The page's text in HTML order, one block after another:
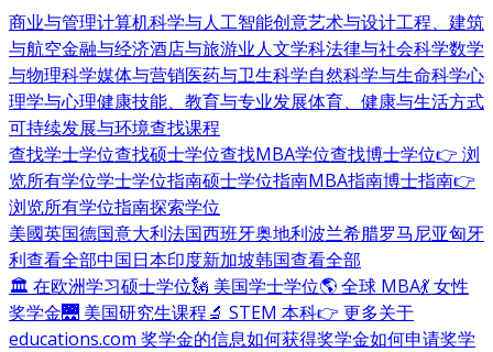
商业与管理计算机科学与人工智能创意艺术与设计工程、建筑
与航空金融与经济酒店与旅游业人文学科法律与社会科学数学
与物理科学媒体与营销医药与卫生科学自然科学与生命科学心
理学与心理健康技能、教育与专业发展体育、健康与生活方式
可持续发展与环境查找课程
查找学士学位查找硕士学位查找MBA学位查找博士学位👉 浏
览所有学位学士学位指南硕士学位指南MBA指南博士指南👉
浏览所有学位指南探索学位
美國英国德国意大利法国西班牙奥地利波兰希腊罗马尼亚匈牙
利查看全部中国日本印度新加坡韩国查看全部
🏛 在欧洲学习硕士学位🗽 美国学士学位🌎 全球 MBA💃 女性
奖学金🌉 美国研究生课程🔬 STEM 本科👉 更多关于
educations.com 奖学金的信息如何获得奖学金如何申请奖学